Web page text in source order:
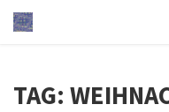
TAG: